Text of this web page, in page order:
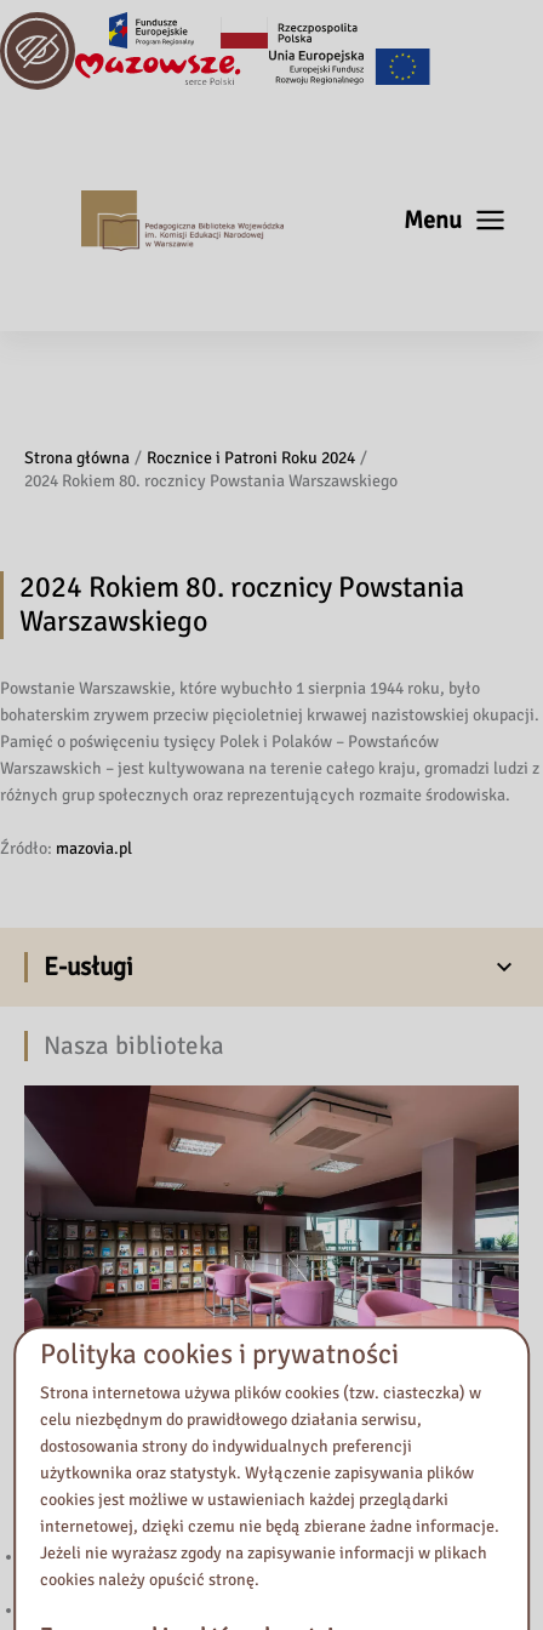
Menu
Strona główna
Rocznice i Patroni Roku 2024
2024 Rokiem 80. rocznicy Powstania Warszawskiego
2024 Rokiem 80. rocznicy Powstania
Warszawskiego
Powstanie Warszawskie, które wybuchło 1 sierpnia 1944 roku, było
bohaterskim zrywem przeciw pięcioletniej krwawej nazistowskiej okupacji.
Pamięć o poświęceniu tysięcy Polek i Polaków – Powstańców
Warszawskich – jest kultywowana na terenie całego kraju, gromadzi ludzi z
różnych grup społecznych oraz reprezentujących rozmaite środowiska.
Źródło: mazovia.pl
E-usługi
Nasza biblioteka
Przeczytaj
221. Kierunek STEAM: rozwój strefy multimedialnej w Bibliotece
Pedagogicznej w Żyrardowie
Polityka cookies i prywatności
Strona internetowa używa plików cookies (tzw. ciasteczka) w
celu niezbędnym do prawidłowego działania serwisu,
dostosowania strony do indywidualnych preferencji
użytkownika oraz statystyk. Wyłączenie zapisywania plików
cookies jest możliwe w ustawieniach każdej przeglądarki
internetowej, dzięki czemu nie będą zbierane żadne informacje.
Jeżeli nie wyrażasz zgody na zapisywanie informacji w plikach
cookies należy opuścić stronę.